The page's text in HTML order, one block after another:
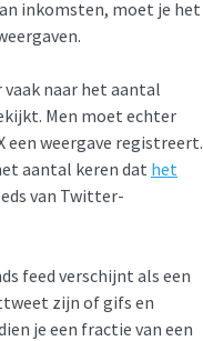
inkomsten, moet je het
naar het aantal
Men moet echter
een weergave registreert.
aantal keren dat het
van Twitter-
feed verschijnt als een
zijn of gifs en
je een fractie van een